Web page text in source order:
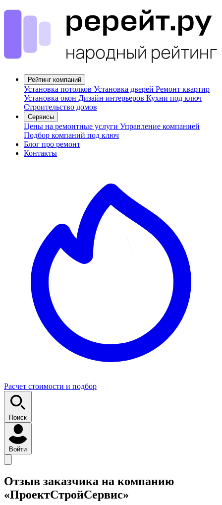
Рейтинг компаний
Установка потолков Установка дверей Ремонт квартир
Установка окон Дизайн интерьеров Кухни под ключ
Строительство домов
Сервисы
Цены на ремонтные услуги Управление компанией
Подбор компаний под ключ
Блог про ремонт
Контакты
Расчет стоимости и подбор
Поиск
Войти
Отзыв заказчика на компанию
«ПроектСтройСервис»